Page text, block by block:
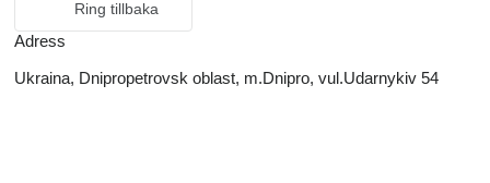
Ring tillbaka
Adress
Ukraina, Dnipropetrovsk oblast, m.Dnipro, vul.Udarnykiv 54